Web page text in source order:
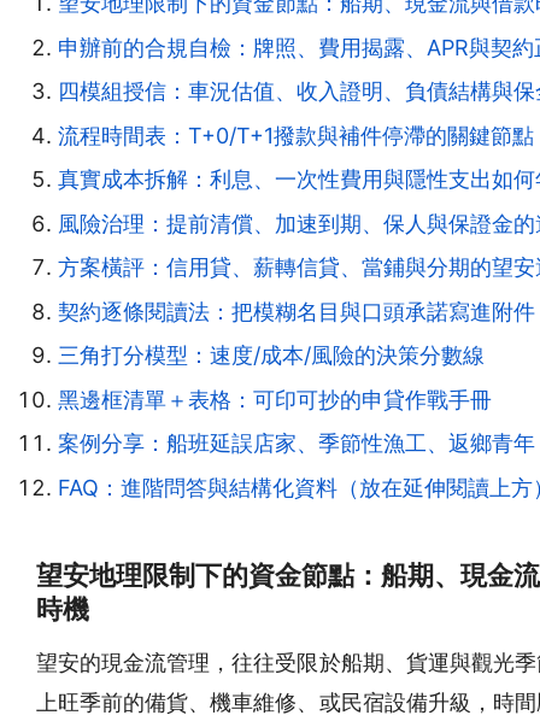
申辦前的合規自檢：牌照、費用揭露、APR與契約
四模組授信：車況估值、收入證明、負債結構與
流程時間表：T+0/T+1撥款與補件停滯的關鍵節點
真實成本拆解：利息、一次性費用與隱性支出如何
風險治理：提前清償、加速到期、保人與保證金的
方案橫評：信用貸、薪轉信貸、當鋪與分期的望安
契約逐條閱讀法：把模糊名目與口頭承諾寫進附件
三角打分模型：速度/成本/風險的決策分數線
黑邊框清單＋表格：可印可抄的申貸作戰手冊
案例分享：船班延誤店家、季節性漁工、返鄉青年
FAQ：進階問答與結構化資料（放在延伸閱讀上方
望安地理限制下的資金節點：船期、現金
時機
望安的現金流管理，往往受限於船期、貨運與觀光
上旺季前的備貨、機車維修、或民宿設備升級，時